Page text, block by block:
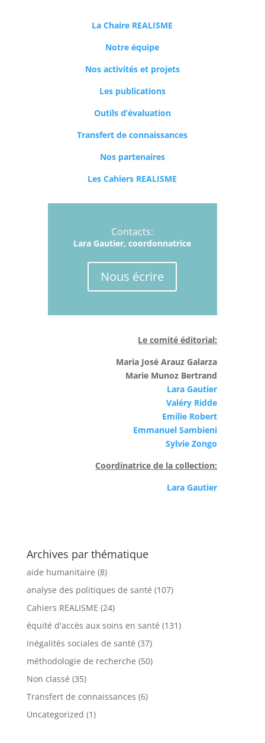
La Chaire REALISME
Notre équipe
Nos activités et projets
Les publications
Outils d’évaluation
Transfert de connaissances
Nos partenaires
Les Cahiers REALISME
Contacts:
Lara Gautier, coordonnatrice
Nous écrire
Le comité éditorial:
Maria José Arauz Galarza
Marie Munoz Bertrand
Lara Gautier
Valéry Ridde
Emilie Robert
Emmanuel Sambieni
Sylvie Zongo
Coordinatrice de la collection:
Lara Gautier
Archives par thématique
aide humanitaire (8)
analyse des politiques de santé (107)
Cahiers REALISME (24)
équité d'accès aux soins en santé (131)
inégalités sociales de santé (37)
méthodologie de recherche (50)
Non classé (35)
Transfert de connaissances (6)
Uncategorized (1)